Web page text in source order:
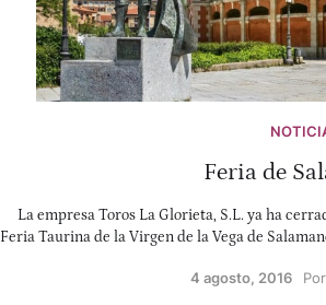
Feria de
La empresa Toros La Glorieta, S.L. ya ha
Feria Taurina de la Virgen de la Vega de
4 agosto, 2016
Por